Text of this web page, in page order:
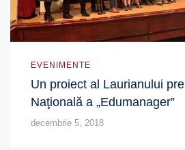
EVENIMENTE
Un proiect al Laurianului
Naţională a „Edumanager”
decembrie 5, 2018